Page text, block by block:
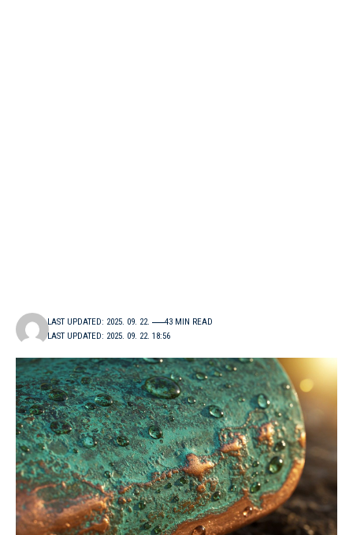
LAST UPDATED: 2025. 09. 22. 18:56
LAST UPDATED: 2025. 09. 22. 43 MIN READ